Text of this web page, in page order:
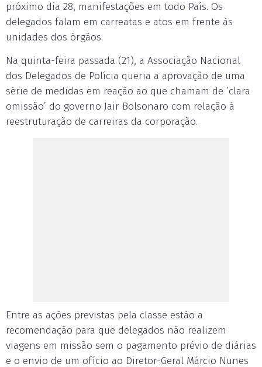
próximo dia 28, manifestações em todo País. Os
delegados falam em carreatas e atos em frente às
unidades dos órgãos.
Na quinta-feira passada (21), a Associação Nacional
dos Delegados de Polícia queria a aprovação de uma
série de medidas em reação ao que chamam de ’clara
omissão’ do governo Jair Bolsonaro com relação à
reestruturação de carreiras da corporação.
Entre as ações previstas pela classe estão a
recomendação para que delegados não realizem
viagens em missão sem o pagamento prévio de diárias
e o envio de um ofício ao Diretor-Geral Márcio Nunes